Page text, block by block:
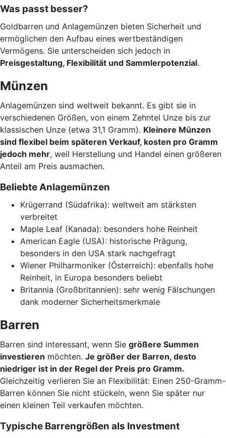
Was passt besser?
Goldbarren und Anlagemünzen bieten Sicherheit und
ermöglichen den Aufbau eines wertbeständigen
Vermögens. Sie unterscheiden sich jedoch in
Preisgestaltung, Flexibilität und Sammlerpotenzial.
Münzen
Anlagemünzen sind weltweit bekannt. Es gibt sie in
verschiedenen Größen, von einem Zehntel Unze bis zur
klassischen Unze (etwa 31,1 Gramm). Kleinere Münzen
sind flexibel beim späteren Verkauf, kosten pro Gramm
jedoch mehr, weil Herstellung und Handel einen größeren
Anteil am Preis ausmachen.
Beliebte Anlagemünzen
Krügerrand (Südafrika): weltweit am stärksten
verbreitet
Maple Leaf (Kanada): besonders hohe Reinheit
American Eagle (USA): historische Prägung,
besonders in den USA stark nachgefragt
Wiener Philharmoniker (Österreich): ebenfalls hohe
Reinheit, in Europa besonders beliebt
Britannia (Großbritannien): sehr wenig Fälschungen
dank moderner Sicherheitsmerkmale
Barren
Barren sind interessant, wenn Sie größere Summen
investieren möchten. Je größer der Barren, desto
niedriger ist in der Regel der Preis pro Gramm.
Gleichzeitig verlieren Sie an Flexibilität: Einen 250-Gramm-
Barren können Sie nicht stückeln, wenn Sie später nur
einen kleinen Teil verkaufen möchten.
Typische Barrengrößen als Investment